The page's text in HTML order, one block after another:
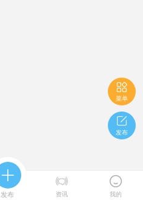

菜单

发布

发布

资讯

我的